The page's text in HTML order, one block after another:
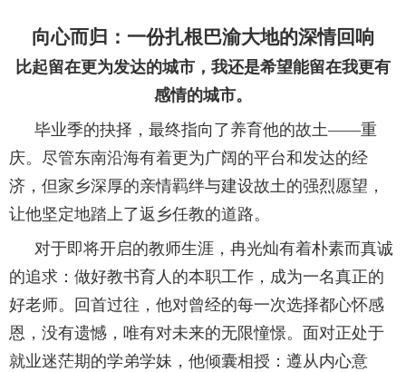
向心而归：一份扎根巴渝大地的深情回响
比起留在更为发达的城市，我还是希望能留在我更有
感情的城市。
毕业季的抉择，最终指向了养育他的故土——重
庆。尽管东南沿海有着更为广阔的平台和发达的经
济，但家乡深厚的亲情羁绊与建设故土的强烈愿望，
让他坚定地踏上了返乡任教的道路。
对于即将开启的教师生涯，冉光灿有着朴素而真诚
的追求：做好教书育人的本职工作，成为一名真正的
好老师。回首过往，他对曾经的每一次选择都心怀感
恩，没有遗憾，唯有对未来的无限憧憬。面对正处于
就业迷茫期的学弟学妹，他倾囊相授：遵从内心意